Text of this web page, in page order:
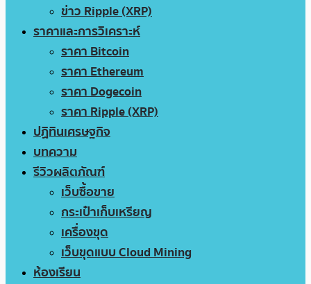
ข่าว Ripple (XRP)
ราคาและการวิเคราะห์
ราคา Bitcoin
ราคา Ethereum
ราคา Dogecoin
ราคา Ripple (XRP)
ปฏิทินเศรษฐกิจ
บทความ
รีวิวผลิตภัณฑ์
เว็บซื้อขาย
กระเป๋าเก็บเหรียญ
เครื่องขุด
เว็บขุดแบบ Cloud Mining
ห้องเรียน